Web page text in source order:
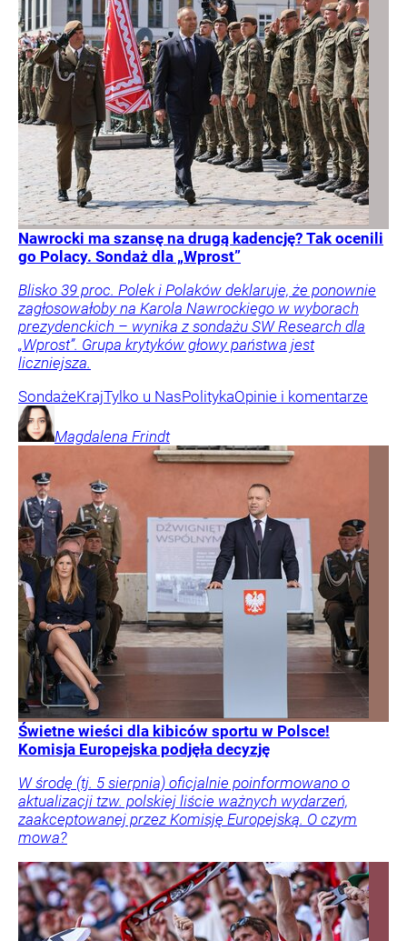
Nawrocki ma szansę na drugą kadencję? Tak ocenili
go Polacy. Sondaż dla „Wprost”
Blisko 39 proc. Polek i Polaków deklaruje, że ponownie
zagłosowałoby na Karola Nawrockiego w wyborach
prezydenckich – wynika z sondażu SW Research dla
„Wprost”. Grupa krytyków głowy państwa jest
liczniejsza.
SondażeKrajTylko u NasPolitykaOpinie i komentarze
Magdalena Frindt
Świetne wieści dla kibiców sportu w Polsce!
Komisja Europejska podjęła decyzję
W środę (tj. 5 sierpnia) oficjalnie poinformowano o
aktualizacji tzw. polskiej liście ważnych wydarzeń,
zaakceptowanej przez Komisję Europejską. O czym
mowa?